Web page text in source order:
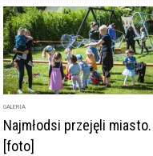
GALERIA
Najmłodsi przejęli
[foto]